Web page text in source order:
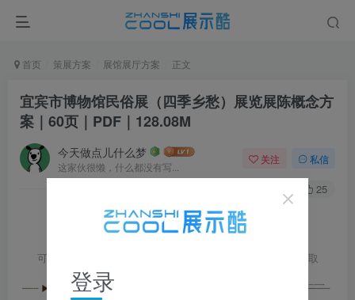
首页 策展方案 展馆展厅方案 正文
宜宾市博物馆民俗展（四季乡愁）展览展陈概念方
案｜60页｜PDF｜128.08M
今天做点儿什么梦
这家伙很懒，什么都没有写...
关注 私信
25
可点击 查看完整图片并左右滑动浏览，更多资料在下载区获取
登录